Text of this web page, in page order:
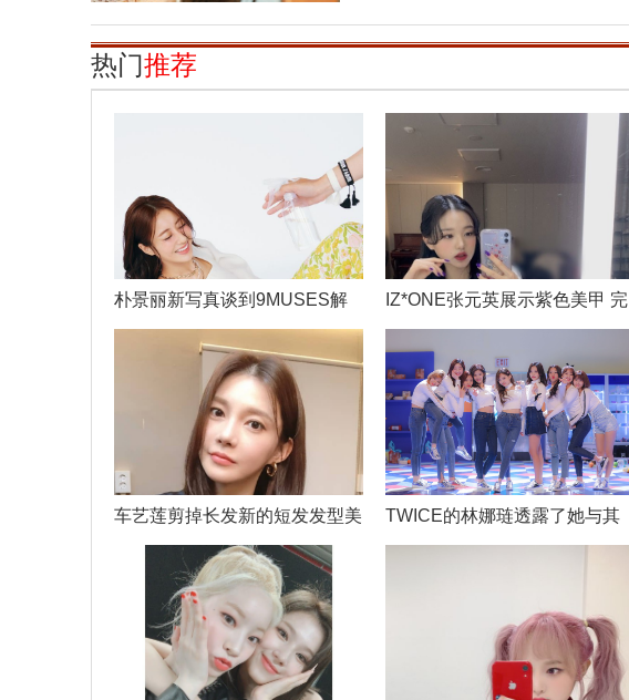
热门推荐
朴景丽新写真谈到9MUSES解 IZ*ONE张元英展示紫色美甲 完
车艺莲剪掉长发新的短发发型美 TWICE的林娜琏透露了她与其